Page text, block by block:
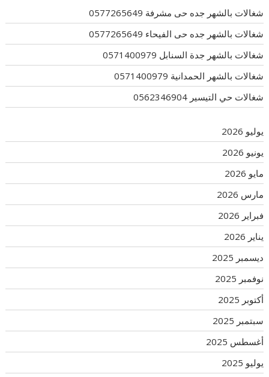
شغالات بالشهر جده حى مشرفة 0577265649
شغالات بالشهر جده حى الفيحاء 0577265649
شغالات بالشهر جدة السنابل 0571400979
شغالات بالشهر الحمدانية 0571400979
شغالات حي التيسير 0562346904
يوليو 2026
يونيو 2026
مايو 2026
مارس 2026
فبراير 2026
يناير 2026
ديسمبر 2025
نوفمبر 2025
أكتوبر 2025
سبتمبر 2025
أغسطس 2025
يوليو 2025